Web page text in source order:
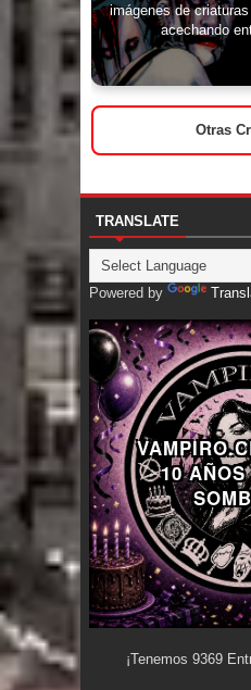
imágenes de
acechando
Otras
TRANSLATE
Powered by
10
¡Tenemos 9369